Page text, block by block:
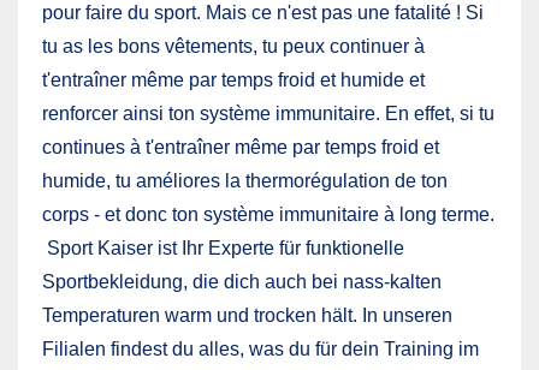
pour faire du sport. Mais ce n'est pas une fatalité ! Si
tu as les bons vêtements, tu peux continuer à
t'entraîner même par temps froid et humide et
renforcer ainsi ton système immunitaire. En effet, si tu
continues à t'entraîner même par temps froid et
humide, tu améliores la thermorégulation de ton
corps - et donc ton système immunitaire à long terme.
Sport Kaiser ist Ihr Experte für funktionelle
Sportbekleidung, die dich auch bei nass-kalten
Temperaturen warm und trocken hält. In unseren
Filialen findest du alles, was du für dein Training im